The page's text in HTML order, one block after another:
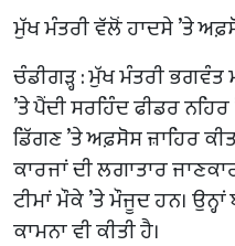
ਮੁੱਖ ਮੰਤਰੀ ਵੱਲੋਂ ਹਾਦਸੇ ’ਤੇ
ਚੰਡੀਗੜ੍ਹ : ਮੁੱਖ ਮੰਤਰੀ
’ਤੇ ਪੈਂਦੀ ਸਰਹਿੰਦ ਫੀਡਰ
ਡਿੱਗਣ ’ਤੇ ਅਫ਼ਸੋਸ ਜ਼ਾਹਿਰ
ਕਾਰਜਾਂ ਦੀ ਲਗਾਤਾਰ
ਟੀਮਾਂ ਮੌਕੇ ’ਤੇ ਮੌਜੂਦ ਹਨ।
ਕਾਮਨਾ ਵੀ ਕੀਤੀ ਹੈ।